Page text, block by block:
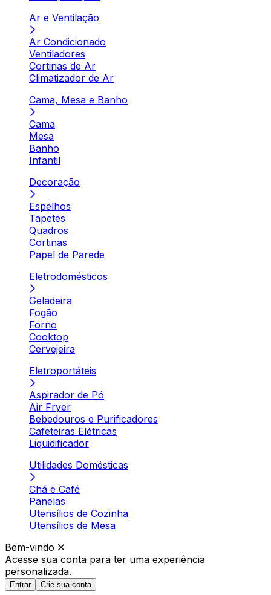
Ar e Ventilação
Ar Condicionado
Ventiladores
Cortinas de Ar
Climatizador de Ar
Cama, Mesa e Banho
Cama
Mesa
Banho
Infantil
Decoração
Espelhos
Tapetes
Quadros
Cortinas
Papel de Parede
Eletrodomésticos
Geladeira
Fogão
Forno
Cooktop
Cervejeira
Eletroportáteis
Aspirador de Pó
Air Fryer
Bebedouros e Purificadores
Cafeteiras Elétricas
Liquidificador
Utilidades Domésticas
Chá e Café
Panelas
Utensílios de Cozinha
Utensílios de Mesa
Bem-vindo
Acesse sua conta para ter uma experiência
personalizada.
Entrar Crie sua conta